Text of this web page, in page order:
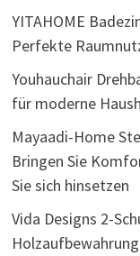
YITAHOME
Perfekte
Youhauchair
für moderne
Mayaadi-Home
Bringen Sie
Sie sich hinsetzen
Vida Designs 2-